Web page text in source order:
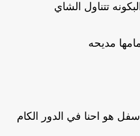
تتناول الشاي
مديحه
هو احنا في الدور الكام